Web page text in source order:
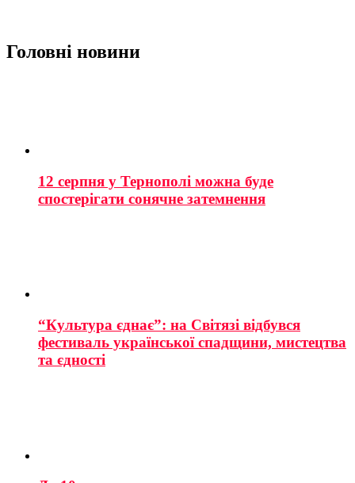
Головні новини
12 серпня у Тернополі можна буде
спостерігати сонячне затемнення
“Культура єднає”: на Світязі відбувся
фестиваль української спадщини, мистецтва
та єдності